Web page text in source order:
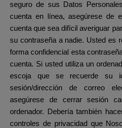
seguro de sus Datos
cuenta en línea, asegúrese de
cuenta que sea difícil averiguar
su contraseña a nadie. Usted es
forma confidencial esta
cuenta. Si usted utiliza un
escoja que se recuerde su
sesión/dirección de correo
asegúrese de cerrar sesión
ordenador. Debería también
controles de privacidad que